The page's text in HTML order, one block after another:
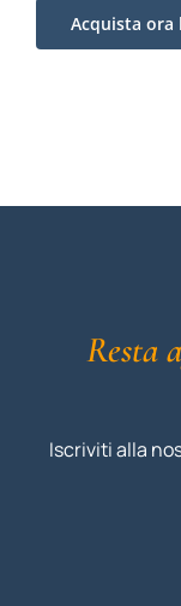
Acquista ora
Resta
Iscriviti alla